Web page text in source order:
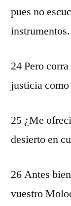
pues no
instrumentos.
24 Pero
justicia
25 ¿Me
desierto en
26 Antes
vuestro